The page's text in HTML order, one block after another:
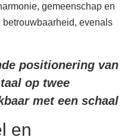
gemeenschap en
evenals
positionering van
op twee
met een schaal
en